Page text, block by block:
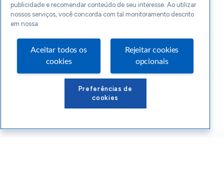
publicidade e recomendar conteúdo de seu interesse. Ao utilizar
nossos serviços, você concorda com tal monitoramento descrito
em nossa
Aceitar todos os
cookies
Rejeitar cookies
opcionais
Preferências de
cookies